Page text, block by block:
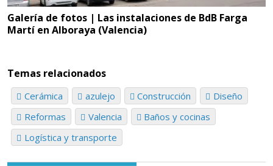
Galería de fotos | Las instalaciones de BdB Farga
Martí en Alboraya (Valencia)
Temas relacionados
Cerámica azulejo Construcción
Diseño
Reformas
Valencia
Baños y cocinas
Logística y transporte